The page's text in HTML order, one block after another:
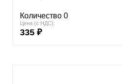
Количество 0
Цена (с НДС):
335 ₽